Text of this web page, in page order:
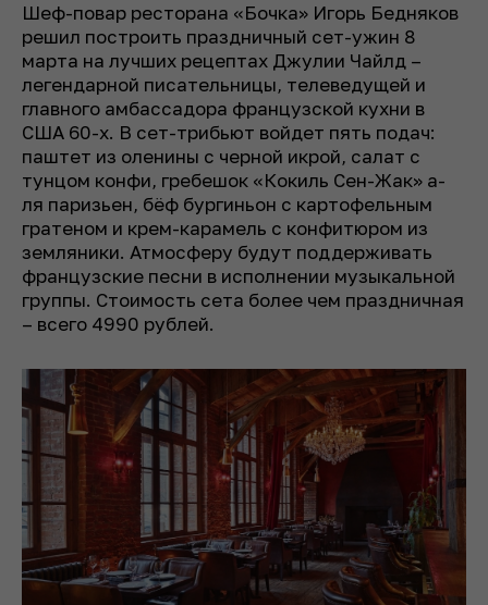
Шеф-повар ресторана «Бочка» Игорь Бедняков
решил построить праздничный сет-ужин 8
марта на лучших рецептах Джулии Чайлд –
легендарной писательницы, телеведущей и
главного амбассадора французской кухни в
США 60-х. В сет-трибьют войдет пять подач:
паштет из оленины с черной икрой, салат с
тунцом конфи, гребешок «Кокиль Сен-Жак» а-
ля паризьен, бёф бургиньон с картофельным
гратеном и крем-карамель с конфитюром из
земляники. Атмосферу будут поддерживать
французские песни в исполнении музыкальной
группы. Стоимость сета более чем праздничная
– всего 4990 рублей.